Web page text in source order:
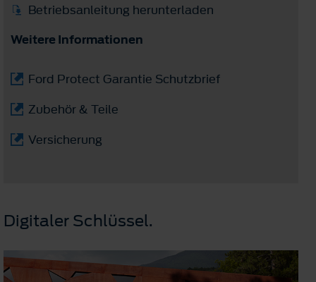
Betriebsanleitung herunterladen
Weitere Informationen
Ford Protect Garantie Schutzbrief
Zubehör & Teile
Versicherung
Digitaler Schlüssel.